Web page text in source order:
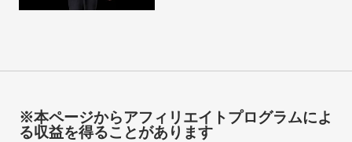
※本ページからアフィリエイトプログラムによ
る収益を得ることがあります